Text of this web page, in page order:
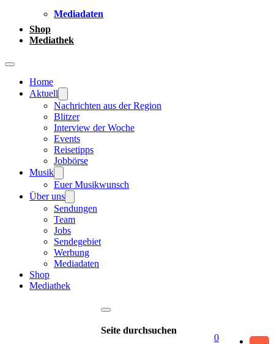
Mediadaten
Shop
Mediathek
Home
Aktuell
Nachrichten aus der Region
Blitzer
Interview der Woche
Events
Reisetipps
Jobbörse
Musik
Euer Musikwunsch
Über uns
Sendungen
Team
Jobs
Sendegebiet
Werbung
Mediadaten
Shop
Mediathek
Seite durchsuchen
0